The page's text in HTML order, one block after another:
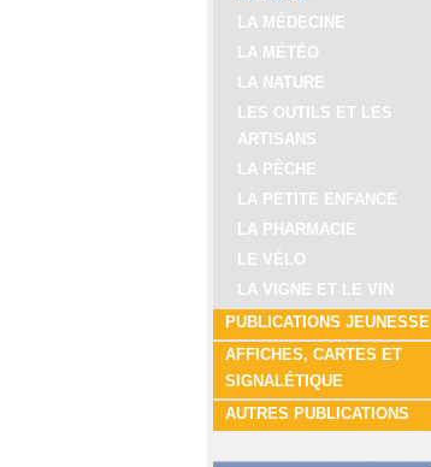
LA MÉDECINE
LA MÉTÉO
LA NATURE
LES OUTILS ET LES
ARTISANS
LA PÊCHE
LA PETITE ENFANCE
LA PHARMACIE
LE VÉLO
LA VIGNE ET LE VIN
PUBLICATIONS JEUNESSE
AFFICHES, CARTES ET
SIGNALÉTIQUE
AUTRES PUBLICATIONS